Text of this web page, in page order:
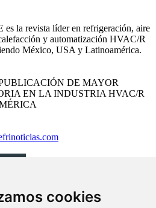
cookies
la revista líder en refrigeración, aire
y automatización HVAC/R
México, USA y Latinoamérica.
DE MAYOR
EN LA INDUSTRIA HVAC/R